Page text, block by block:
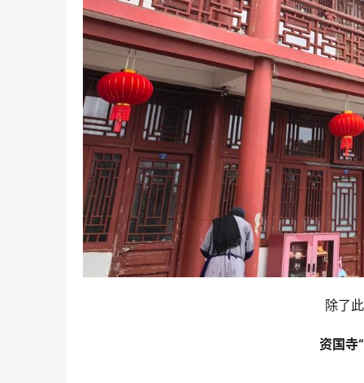
除了
资国寺